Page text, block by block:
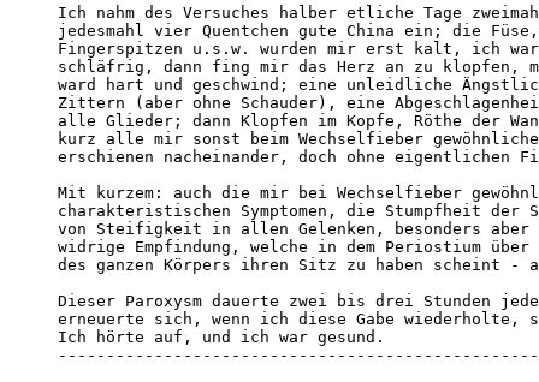
Ich nahm des Versuches halber etliche Tage
jedesmahl vier Quentchen gute China ein; die
Fingerspitzen u.s.w. wurden mir erst kalt, ich
schläfrig, dann fing mir das Herz an zu klopfen,
ward hart und geschwind; eine unleidliche
Zittern (aber ohne Schauder), eine
alle Glieder; dann Klopfen im Kopfe, Röthe der
kurz alle mir sonst beim Wechselfieber
erschienen nacheinander, doch ohne eigentlichen
Mit kurzem: auch die mir bei Wechselfieber
charakteristischen Symptomen, die Stumpfheit
von Steifigkeit in allen Gelenken, besonders
widrige Empfindung, welche in dem Periostium
des ganzen Körpers ihren Sitz zu haben scheint -
Dieser Paroxysm dauerte zwei bis drei Stunden
erneuerte sich, wenn ich diese Gabe
Ich hörte auf, und ich war gesund.